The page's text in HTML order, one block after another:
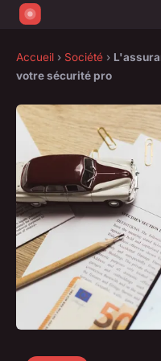
Accueil › Société ›
votre sécurité pro